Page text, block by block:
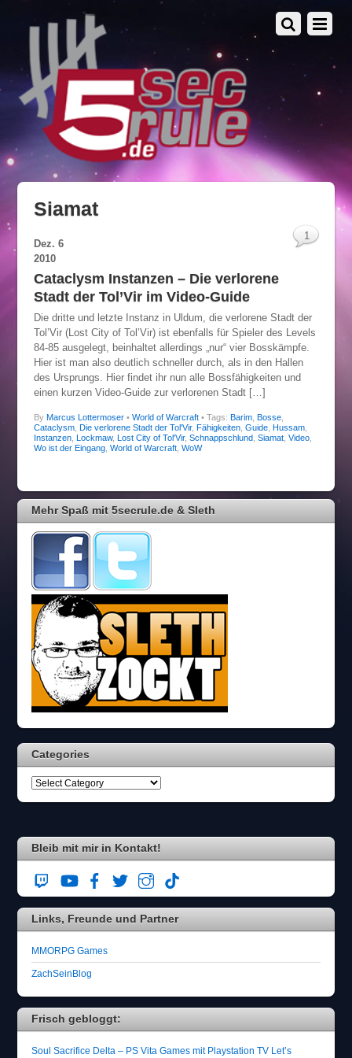
Siamat
Dez. 6
2010
Cataclysm Instanzen – Die verlorene
Stadt der Tol’Vir im Video-Guide
Die dritte und letzte Instanz in Uldum, die verlorene Stadt der
Tol’Vir (Lost City of Tol’Vir) ist ebenfalls für Spieler des Levels
84-85 ausgelegt, beinhaltet allerdings „nur“ vier Bosskämpfe.
Hier ist man also deutlich schneller durch, als in den Hallen
des Ursprungs. Hier findet ihr nun alle Bossfähigkeiten und
einen kurzen Video-Guide zur verlorenen Stadt […]
By Marcus Lottermoser• World of Warcraft
1
• Tags: Barim, Bosse,
Cataclysm, Die verlorene Stadt der Tol'Vir, Fähigkeiten, Guide, Hussam,
Instanzen, Lockmaw, Lost City of Tol'Vir, Schnappschlund, Siamat, Video,
Wo ist der Eingang, World of Warcraft, WoW
Mehr Spaß mit 5secrule.de & Sleth
Categories
Bleib mit mir in Kontakt!
Links, Freunde und Partner
MMORPG Games
ZachSeinBlog
Frisch gebloggt:
Soul Sacrifice Delta – PS Vita Games mit Playstation TV Let’s